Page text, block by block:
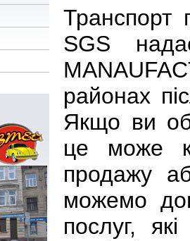
Транспорт
SGS
районах
Якщо ви
це може
продажу
можемо
послуг,